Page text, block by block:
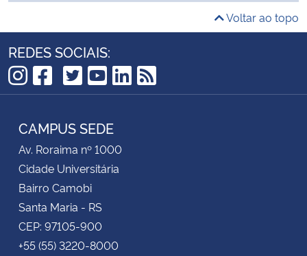
Voltar ao topo
REDES SOCIAIS:
Instagram
Facebook
TikTok
Twitter
YouTube
LinkedIn
RSS
CAMPUS SEDE
Av. Roraima nº 1000
Cidade Universitária
Bairro Camobi
Santa Maria - RS
CEP: 97105-900
+55 (55) 3220-8000